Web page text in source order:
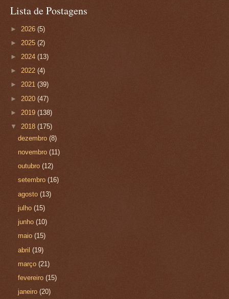
Lista de Postagens
► 2026 (5)
► 2025 (2)
► 2024 (13)
► 2022 (4)
► 2021 (39)
► 2020 (47)
► 2019 (138)
▼ 2018 (175)
dezembro(8)
novembro(11)
outubro(12)
setembro(16)
agosto(13)
julho(15)
junho(10)
maio(15)
abril(19)
março(21)
fevereiro(15)
janeiro(20)